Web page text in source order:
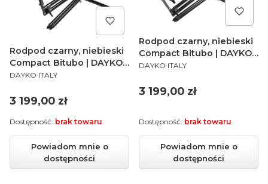
Rodpod czarny, niebieski
Compact Bitubo | DAYKO |
Nero Blu 3 wędki Limited
PRODUCENT
DAYKO ITALY
Cena
3 199,00 zł
Powiadom mnie o
dostępności
Dostępność: brak towaru
Rodpod czarny, niebieski
Compact Bitubo | DAYKO |
Nero Blu 4 wędki Limited
PRODUCENT
DAYKO ITALY
Cena
3 199,00 zł
Powiadom mnie o
dostępności
Dostępność: brak towaru